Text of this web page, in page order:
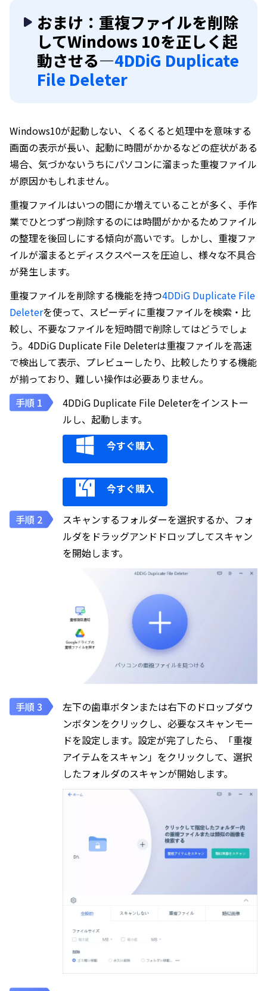
おまけ：重複ファイルを削除
してWindows 10を正しく起
動させる—4DDiG Duplicate
File Deleter
Windows10が起動しない、くるくると処理中を意味する
画面の表示が長い、起動に時間がかかるなどの症状がある
場合、気づかないうちにパソコンに溜まった重複ファイル
が原因かもしれません。
重複ファイルはいつの間にか増えていることが多く、手作
業でひとつずつ削除するのには時間がかかるためファイル
の整理を後回しにする傾向が高いです。しかし、重複ファ
イルが溜まるとディスクスペースを圧迫し、様々な不具合
が発生します。
重複ファイルを削除する機能を持つ4DDiG Duplicate File
Deleterを使って、スピーディに重複ファイルを検索・比
較し、不要なファイルを短時間で削除してはどうでしょ
う。4DDiG Duplicate File Deleterは重複ファイルを高速
で検出して表示、プレビューしたり、比較したりする機能
が揃っており、難しい操作は必要ありません。
4DDiG Duplicate File Deleterをインストー
ルし、起動します。
今すぐ購入
今すぐ購入
スキャンするフォルダーを選択するか、フォ
ルダをドラッグアンドドロップしてスキャン
を開始します。
左下の歯車ボタンまたは右下のドロップダウ
ンボタンをクリックし、必要なスキャンモー
ドを設定します。設定が完了したら、「重複
アイテムをスキャン」をクリックして、選択
したフォルダのスキャンが開始します。